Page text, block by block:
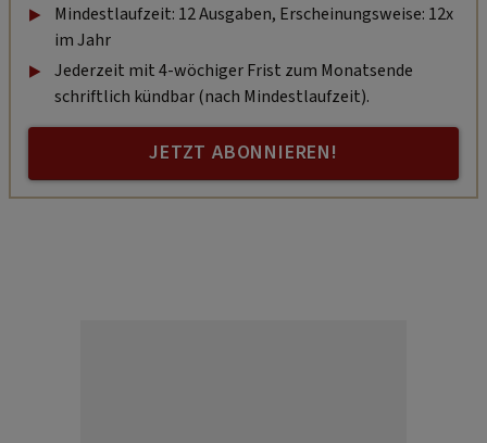
Mindestlaufzeit: 12 Ausgaben, Erscheinungsweise: 12x
im Jahr
Jederzeit mit 4-wöchiger Frist zum Monatsende
schriftlich kündbar (nach Mindestlaufzeit).
JETZT ABONNIEREN!